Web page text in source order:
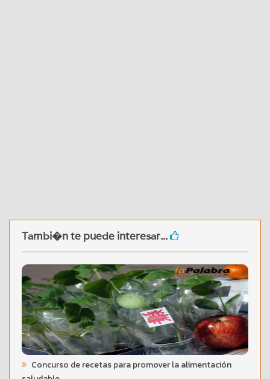
Tambi�n te puede interesar...
Concurso de recetas para promover la alimentación